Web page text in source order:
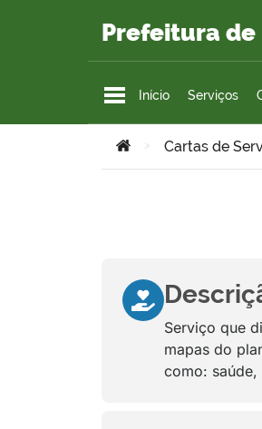
Prefeitura de
Início Serviços
Você está aqui:
> Cartas de
Serviço que
mapas do
como: